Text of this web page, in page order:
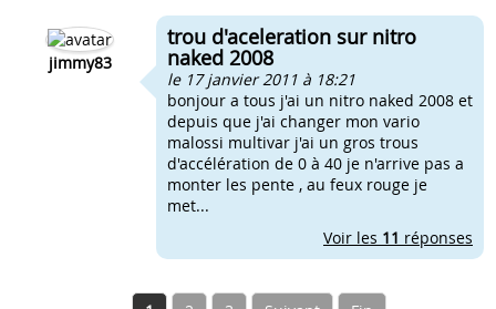
jimmy83
trou d'aceleration sur nitro
naked 2008
le 17 janvier 2011 à 18:21
bonjour a tous j'ai un nitro naked 2008 et
depuis que j'ai changer mon vario
malossi multivar j'ai un gros trous
d'accélération de 0 à 40 je n'arrive pas a
monter les pente , au feux rouge je
met...
Voir les 11 réponses